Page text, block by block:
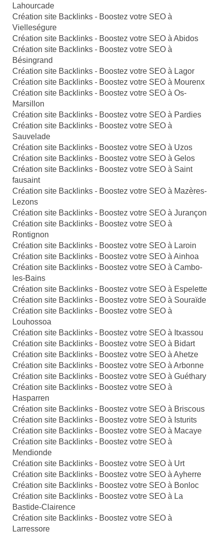
Lahourcade
Création site Backlinks - Boostez votre SEO à
Vielleségure
Création site Backlinks - Boostez votre SEO à Abidos
Création site Backlinks - Boostez votre SEO à
Bésingrand
Création site Backlinks - Boostez votre SEO à Lagor
Création site Backlinks - Boostez votre SEO à Mourenx
Création site Backlinks - Boostez votre SEO à Os-
Marsillon
Création site Backlinks - Boostez votre SEO à Pardies
Création site Backlinks - Boostez votre SEO à
Sauvelade
Création site Backlinks - Boostez votre SEO à Uzos
Création site Backlinks - Boostez votre SEO à Gelos
Création site Backlinks - Boostez votre SEO à Saint
fausaint
Création site Backlinks - Boostez votre SEO à Mazères-
Lezons
Création site Backlinks - Boostez votre SEO à Jurançon
Création site Backlinks - Boostez votre SEO à
Rontignon
Création site Backlinks - Boostez votre SEO à Laroin
Création site Backlinks - Boostez votre SEO à Ainhoa
Création site Backlinks - Boostez votre SEO à Cambo-
les-Bains
Création site Backlinks - Boostez votre SEO à Espelette
Création site Backlinks - Boostez votre SEO à Souraïde
Création site Backlinks - Boostez votre SEO à
Louhossoa
Création site Backlinks - Boostez votre SEO à Itxassou
Création site Backlinks - Boostez votre SEO à Bidart
Création site Backlinks - Boostez votre SEO à Ahetze
Création site Backlinks - Boostez votre SEO à Arbonne
Création site Backlinks - Boostez votre SEO à Guéthary
Création site Backlinks - Boostez votre SEO à
Hasparren
Création site Backlinks - Boostez votre SEO à Briscous
Création site Backlinks - Boostez votre SEO à Isturits
Création site Backlinks - Boostez votre SEO à Macaye
Création site Backlinks - Boostez votre SEO à
Mendionde
Création site Backlinks - Boostez votre SEO à Urt
Création site Backlinks - Boostez votre SEO à Ayherre
Création site Backlinks - Boostez votre SEO à Bonloc
Création site Backlinks - Boostez votre SEO à La
Bastide-Clairence
Création site Backlinks - Boostez votre SEO à
Larressore